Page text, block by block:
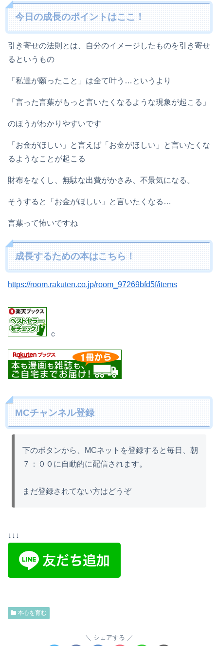
今日の成長のポイントはここ！
引き寄せの法則とは、自分のイメージしたものを引き寄せ
るというもの
「私達が願ったこと」は全て叶う…というより
「言った言葉がもっと言いたくなるような現象が起こる」
のほうがわかりやすいです
「お金がほしい」と言えば「お金がほしい」と言いたくな
るようなことが起こる
財布をなくし、無駄な出費がかさみ、不景気になる。
そうすると「お金がほしい」と言いたくなる…
言葉って怖いですね
成長するための本はこちら！
https://room.rakuten.co.jp/room_97269bfd5f/items
ｃ
MCチャンネル登録
下のボタンから、MCネットを登録すると毎日、朝
７：００に自動的に配信されます。
まだ登録されてない方はどうぞ
↓↓↓
本心を育む
シェアする